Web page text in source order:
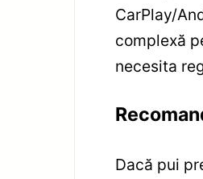
CarPlay/
complexă
necesita
Dacă pui